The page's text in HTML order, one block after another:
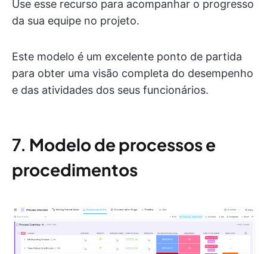
Use esse recurso para acompanhar o progresso
da sua equipe no projeto.
Este modelo é um excelente ponto de partida
para obter uma visão completa do desempenho
e das atividades dos seus funcionários.
7. Modelo de processos e
procedimentos